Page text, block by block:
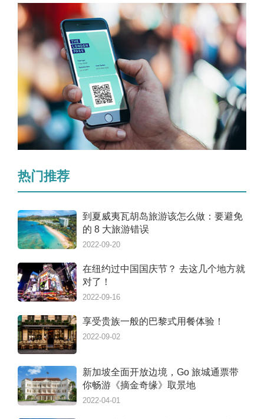
热门推荐
到夏威夷瓦胡岛旅游该怎么做：要避免
的 8 大旅游错误
2022-09-20
在纽约过中国国庆节？ 去这几个地方就
对了！
2022-09-16
享受贵族一般的巴黎式用餐体验！
2022-09-02
新加坡全面开放边境，Go 旅城通票带
你畅游《摘金奇缘》取景地
2022-04-01